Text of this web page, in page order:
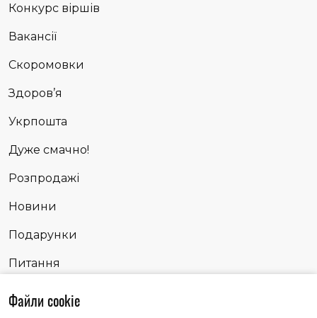
Конкурс віршів
Вакансії
Скоромовки
Здоров’я
Укрпошта
Дуже смачно!
Розпродажі
Новини
Подарунки
Питання
Сповідь
Файли cookie